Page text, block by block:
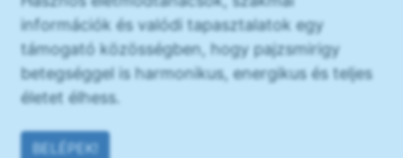
információk és valódi tapasztalatok egy
támogató közösségben, hogy pajzsmirigy
betegséggel is harmonikus, energikus és teljes
életet élhess.
BELÉPEK!